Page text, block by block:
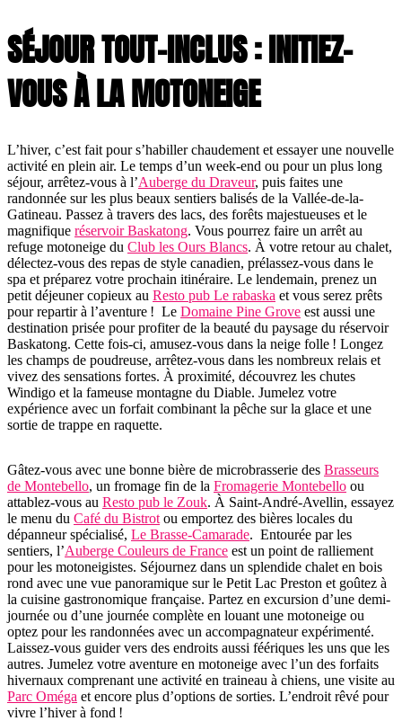
SÉJOUR TOUT-INCLUS : INITIEZ-
VOUS À LA MOTONEIGE
L’hiver, c’est fait pour s’habiller chaudement et essayer une nouvelle
activité en plein air. Le temps d’un week-end ou pour un plus long
séjour, arrêtez-vous à l’Auberge du Draveur, puis faites une
randonnée sur les plus beaux sentiers balisés de la Vallée-de-la-
Gatineau. Passez à travers des lacs, des forêts majestueuses et le
magnifique réservoir Baskatong. Vous pourrez faire un arrêt au
refuge motoneige du Club les Ours Blancs. À votre retour au chalet,
délectez-vous des repas de style canadien, prélassez-vous dans le
spa et préparez votre prochain itinéraire. Le lendemain, prenez un
petit déjeuner copieux au Resto pub Le rabaska et vous serez prêts
pour repartir à l’aventure ! Le Domaine Pine Grove est aussi une
destination prisée pour profiter de la beauté du paysage du réservoir
Baskatong. Cette fois-ci, amusez-vous dans la neige folle ! Longez
les champs de poudreuse, arrêtez-vous dans les nombreux relais et
vivez des sensations fortes. À proximité, découvrez les chutes
Windigo et la fameuse montagne du Diable. Jumelez votre
expérience avec un forfait combinant la pêche sur la glace et une
sortie de trappe en raquette.
Gâtez-vous avec une bonne bière de microbrasserie des Brasseurs
de Montebello, un fromage fin de la Fromagerie Montebello ou
attablez-vous au Resto pub le Zouk. À Saint-André-Avellin, essayez
le menu du Café du Bistrot ou emportez des bières locales du
dépanneur spécialisé, Le Brasse-Camarade. Entourée par les
sentiers, l’Auberge Couleurs de France est un point de ralliement
pour les motoneigistes. Séjournez dans un splendide chalet en bois
rond avec une vue panoramique sur le Petit Lac Preston et goûtez à
la cuisine gastronomique française. Partez en excursion d’une demi-
journée ou d’une journée complète en louant une motoneige ou
optez pour les randonnées avec un accompagnateur expérimenté.
Laissez-vous guider vers des endroits aussi féériques les uns que les
autres. Jumelez votre aventure en motoneige avec l’un des forfaits
hivernaux comprenant une activité en traineau à chiens, une visite au
Parc Oméga et encore plus d’options de sorties. L’endroit rêvé pour
vivre l’hiver à fond !